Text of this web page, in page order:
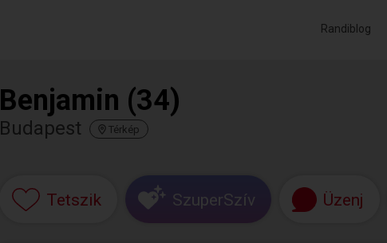
Randiblog
Benjamin (34)
Budapest Térkép
Tetszik SzuperSzív Üzenj